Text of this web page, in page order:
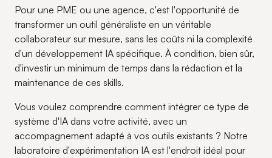
Pour une PME ou une agence, c'est l'opportunité de
transformer un outil généraliste en un véritable
collaborateur sur mesure, sans les coûts ni la complexité
d'un développement IA spécifique. À condition, bien sûr,
d'investir un minimum de temps dans la rédaction et la
maintenance de ces skills.
Vous voulez comprendre comment intégrer ce type de
système d'IA dans votre activité, avec un
accompagnement adapté à vos outils existants ? Notre
laboratoire d'expérimentation IA est l'endroit idéal pour